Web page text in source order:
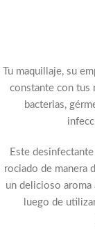
Tu maquillaje, su
constante con tus
bacterias,
Este
rociado de manera
un delicioso
luego de